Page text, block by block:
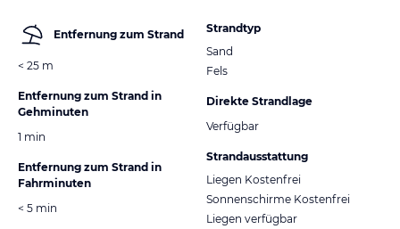
Entfernung zum Strand
< 25 m
Entfernung zum Strand in
Gehminuten
1 min
Entfernung zum Strand in
Fahrminuten
< 5 min
Strandtyp
Sand
Fels
Direkte Strandlage
Verfügbar
Strandausstattung
Liegen Kostenfrei
Sonnenschirme Kostenfrei
Liegen verfügbar